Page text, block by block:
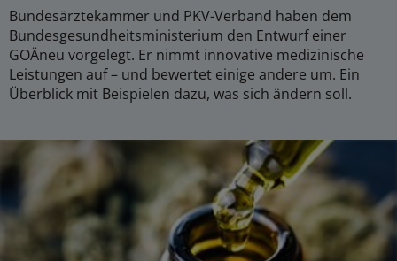
Bundesärztekammer und PKV-Verband haben dem
Bundesgesundheitsministerium den Entwurf einer
GOÄneu vorgelegt. Er nimmt innovative medizinische
Leistungen auf – und bewertet einige andere um. Ein
Überblick mit Beispielen dazu, was sich ändern soll.